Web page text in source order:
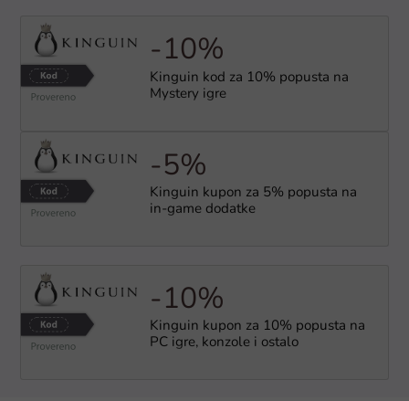
-10%
Kinguin kod za 10% popusta na
Mystery igre
-5%
Kinguin kupon za 5% popusta na
in-game dodatke
-10%
Kinguin kupon za 10% popusta na
PC igre, konzole i ostalo